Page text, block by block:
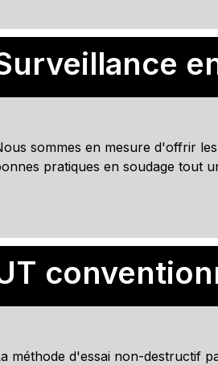
sommes en mesure d'offrir
pratiques en soudage tout
méthode d'essai non-destructif